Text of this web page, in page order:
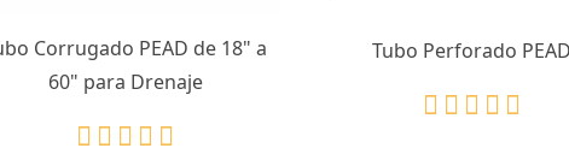
Tubo Perforado PEAD
Tubería PVC